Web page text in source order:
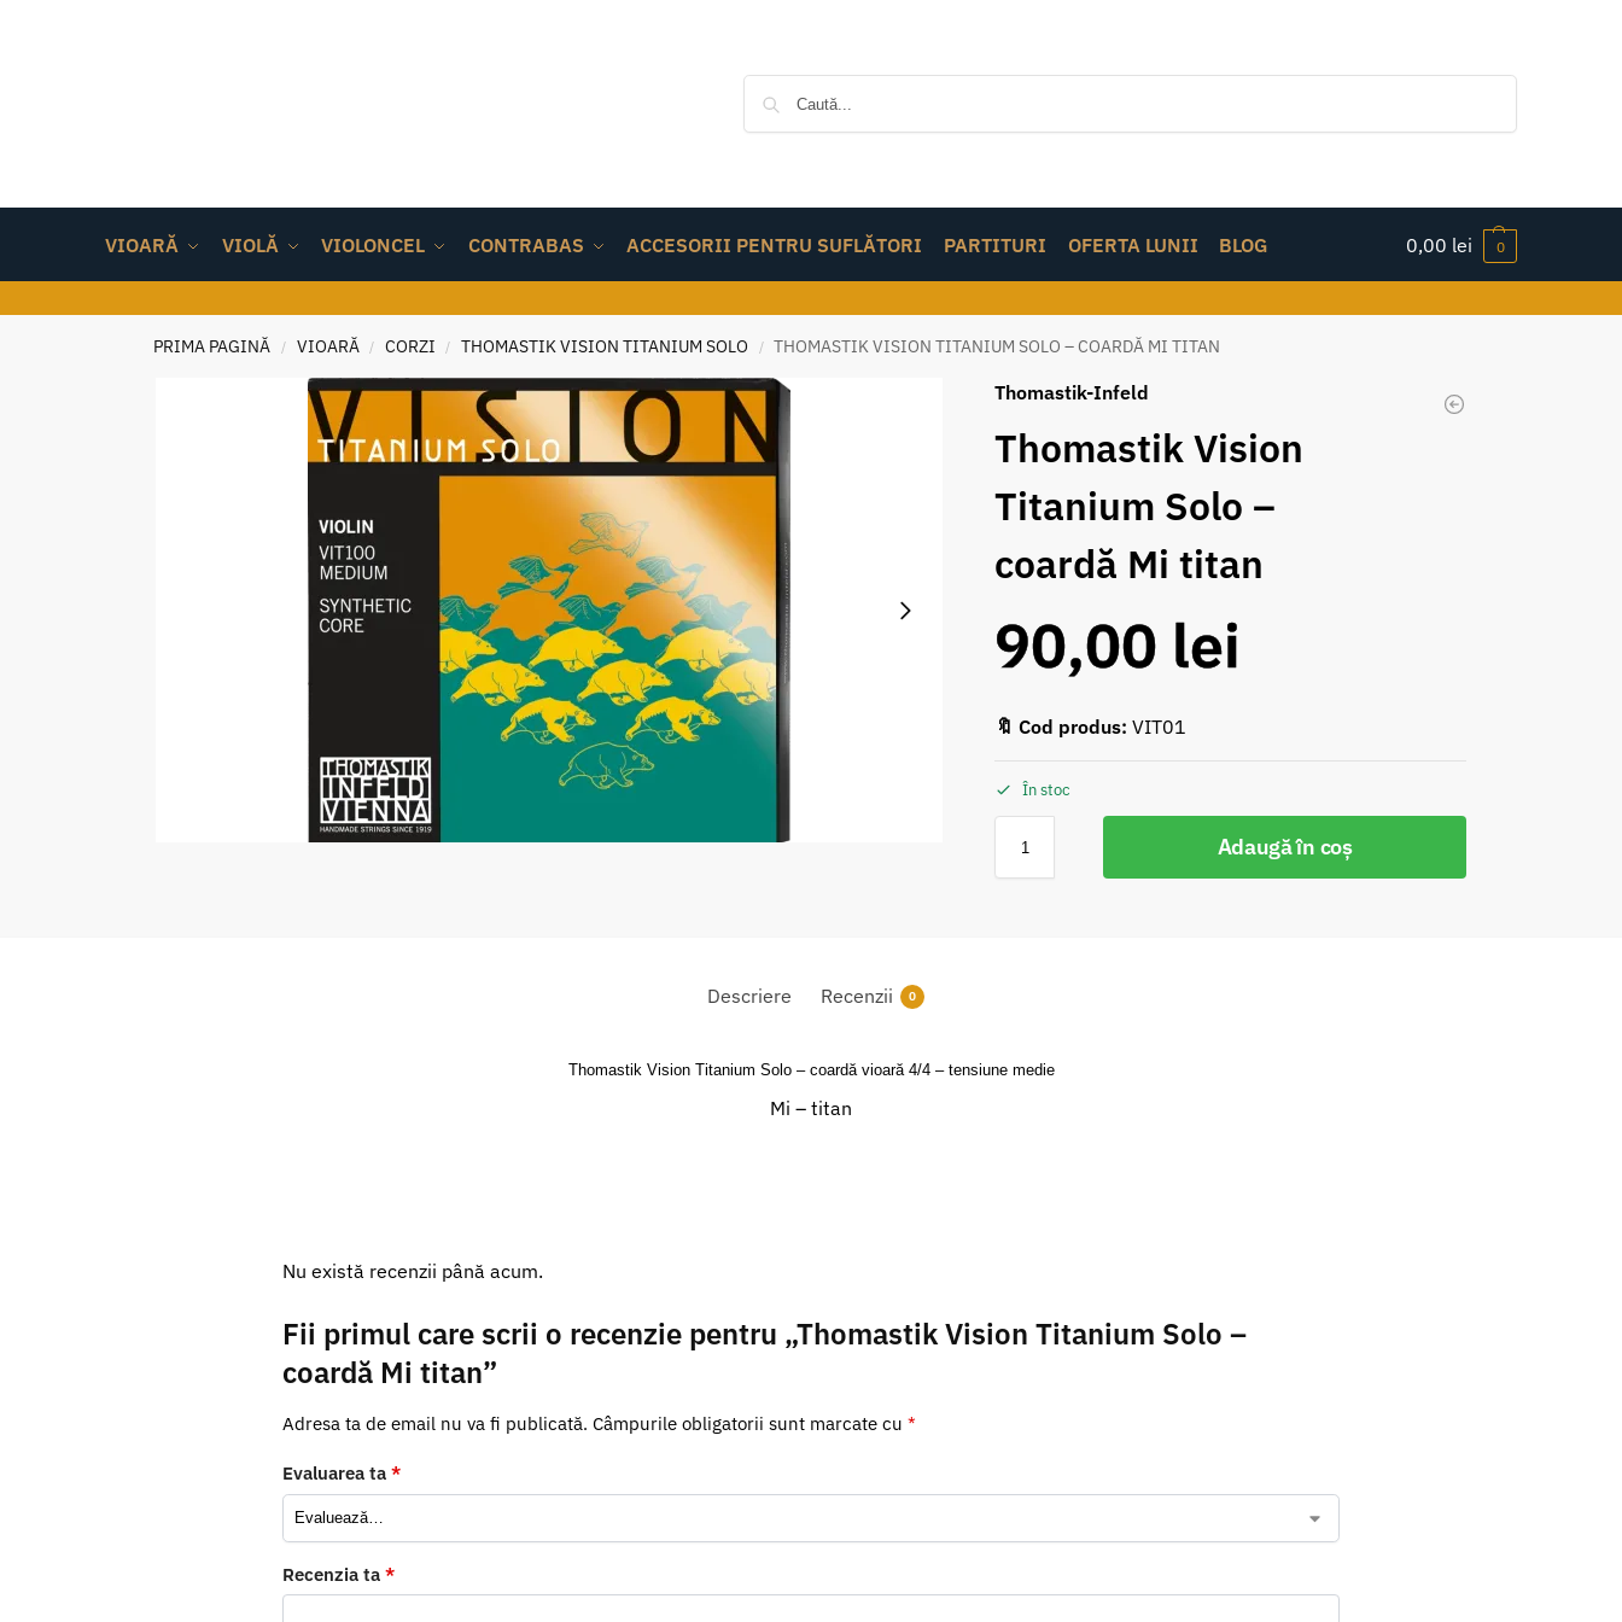
VIOARĂ VIOLĂ VIOLONCEL CONTRABAS ACCESORII PENTRU SUFLĂTORI PARTITURI OFERTA LUNII BLOG 0,00 lei 0
PRIMA PAGINĂ / VIOARĂ / CORZI / THOMASTIK VISION TITANIUM SOLO / THOMASTIK VISION TITANIUM SOLO – COARDĂ MI TITAN
Thomastik-Infeld
Thomastik Vision
Titanium Solo –
coardă Mi titan
90,00 lei
🔖 Cod produs: VIT01
În stoc
Adaugă în coș
Descriere Recenzii 0
Thomastik Vision Titanium Solo – coardă vioară 4/4 – tensiune medie
Mi – titan
Nu există recenzii până acum.
Fii primul care scrii o recenzie pentru „Thomastik Vision Titanium Solo –
coardă Mi titan”
Adresa ta de email nu va fi publicată. Câmpurile obligatorii sunt marcate cu *
Evaluarea ta *
Recenzia ta *